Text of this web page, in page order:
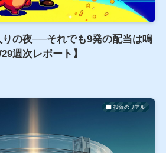
の夜──それでも9発の配当は鳴
週次レポート】
投資のリアル